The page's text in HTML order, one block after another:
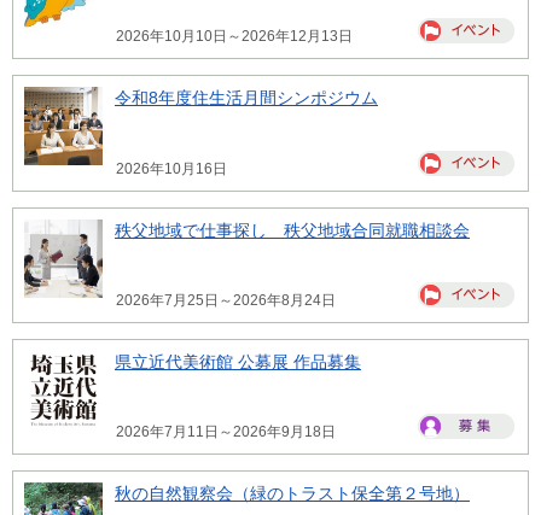
2026年10月10日～2026年12月13日
令和8年度住生活月間シンポジウム
2026年10月16日
秩父地域で仕事探し 秩父地域合同就職相談会
2026年7月25日～2026年8月24日
県立近代美術館 公募展 作品募集
2026年7月11日～2026年9月18日
秋の自然観察会（緑のトラスト保全第２号地）